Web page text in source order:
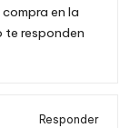
en la
te responden
Responder